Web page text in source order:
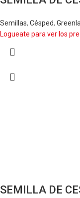
Semillas, Césped,
Logueate para ver los
SEMILLA DE